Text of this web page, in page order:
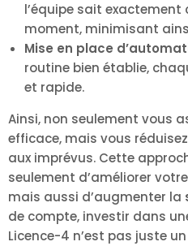
l’équipe sait exactement
moment, minimisant
Mise en place
routine bien établie,
et rapide.
Ainsi, non seulement vous
efficace, mais vous
aux imprévus. Cette
seulement d’améliorer
mais aussi d’augmenter la
de compte, investir dans
Licence-4 n’est pas juste